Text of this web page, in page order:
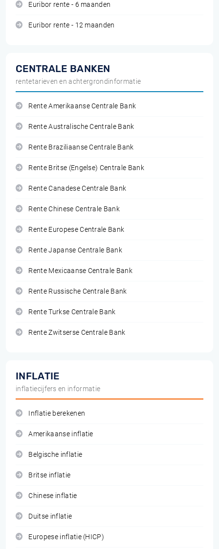
Euribor rente - 6 maanden
Euribor rente - 12 maanden
CENTRALE BANKEN
rentetarieven en achtergrondinformatie
Rente Amerikaanse Centrale Bank
Rente Australische Centrale Bank
Rente Braziliaanse Centrale Bank
Rente Britse (Engelse) Centrale Bank
Rente Canadese Centrale Bank
Rente Chinese Centrale Bank
Rente Europese Centrale Bank
Rente Japanse Centrale Bank
Rente Mexicaanse Centrale Bank
Rente Russische Centrale Bank
Rente Turkse Centrale Bank
Rente Zwitserse Centrale Bank
INFLATIE
inflatiecijfers en informatie
Inflatie berekenen
Amerikaanse inflatie
Belgische inflatie
Britse inflatie
Chinese inflatie
Duitse inflatie
Europese inflatie (HICP)